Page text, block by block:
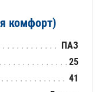
комфорт)
ПАЗ
25
41